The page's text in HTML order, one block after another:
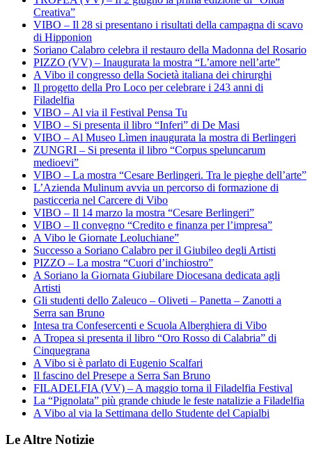
Creativa”
VIBO – Il 28 si presentano i risultati della campagna di scavo
di Hipponion
Soriano Calabro celebra il restauro della Madonna del Rosario
PIZZO (VV) – Inaugurata la mostra “L’amore nell’arte”
A Vibo il congresso della Società italiana dei chirurghi
Il progetto della Pro Loco per celebrare i 243 anni di
Filadelfia
VIBO – Al via il Festival Pensa Tu
VIBO – Si presenta il libro “Inferi” di De Masi
VIBO – Al Museo Lìmen inaugurata la mostra di Berlingeri
ZUNGRI – Si presenta il libro “Corpus speluncarum
medioevi”
VIBO – La mostra “Cesare Berlingeri. Tra le pieghe dell’arte”
L’Azienda Mulinum avvia un percorso di formazione di
pasticceria nel Carcere di Vibo
VIBO – Il 14 marzo la mostra “Cesare Berlingeri”
VIBO – Il convegno “Credito e finanza per l’impresa”
A Vibo le Giornate Leoluchiane”
Successo a Soriano Calabro per il Giubileo degli Artisti
PIZZO – La mostra “Cuori d’inchiostro”
A Soriano la Giornata Giubilare Diocesana dedicata agli
Artisti
Gli studenti dello Zaleuco – Oliveti – Panetta – Zanotti a
Serra san Bruno
Intesa tra Confesercenti e Scuola Alberghiera di Vibo
A Tropea si presenta il libro “Oro Rosso di Calabria” di
Cinquegrana
A Vibo si è parlato di Eugenio Scalfari
Il fascino del Presepe a Serra San Bruno
FILADELFIA (VV) – A maggio torna il Filadelfia Festival
La “Pignolata” più grande chiude le feste natalizie a Filadelfia
A Vibo al via la Settimana dello Studente del Capialbi
Le Altre Notizie